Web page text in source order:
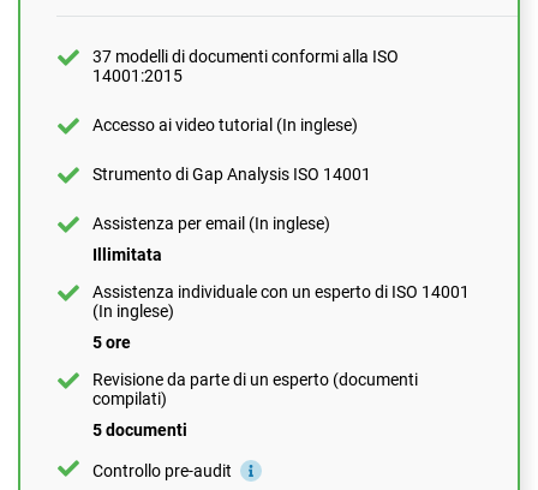
10 domande al mese
Assistenza individuale con un esperto di ISO 14001
(In inglese)
Revisione da parte di un esperto (documenti
Controllo pre-audit
37 modelli di documenti conformi alla ISO
14001:2015
Accesso ai video tutorial (In inglese)
Strumento di Gap Analysis ISO 14001
Assistenza per email (In inglese)
Illimitata
Assistenza individuale con un esperto di ISO 14001
(In inglese)
5 ore
Revisione da parte di un esperto (documenti
compilati)
5 documenti
Controllo pre-audit